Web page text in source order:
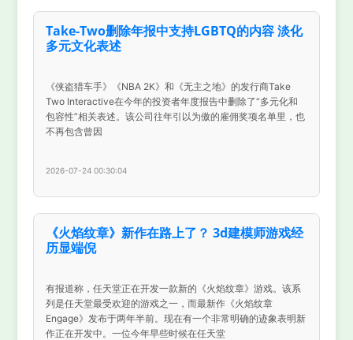
Take-Two删除年报中支持LGBTQ的内容 淡化
多元文化表述
《侠盗猎车手》《NBA 2K》和《无主之地》的发行商Take
Two Interactive在今年的投资者年度报告中删除了“多元化和
包容性”相关表述。该公司往年引以为傲的雇佣奖项名单里，也
不再包含曾因
2026-07-24 00:30:04
《火焰纹章》新作在路上了？ 3d建模师游戏经
历显端倪
有报道称，任天堂正在开发一款新的《火焰纹章》游戏。该系
列是任天堂最受欢迎的游戏之一，而最新作《火焰纹章
Engage》发布于两年半前。现在有一个非常明确的迹象表明新
作正在开发中。一位今年早些时候在任天堂